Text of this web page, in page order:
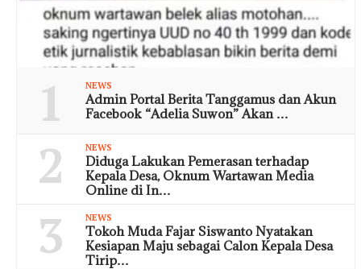
1 NEWS
Admin Portal Berita Tanggamus dan Akun
Facebook “Adelia Suwon” Akan …
2 NEWS
Diduga Lakukan Pemerasan terhadap
Kepala Desa, Oknum Wartawan Media
Online di In…
3 NEWS
Tokoh Muda Fajar Siswanto Nyatakan
Kesiapan Maju sebagai Calon Kepala Desa
Tirip…